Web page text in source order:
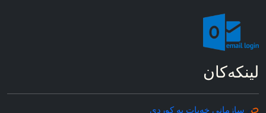
لینکه‌کان
سازمانی خه‌بات به کوردی